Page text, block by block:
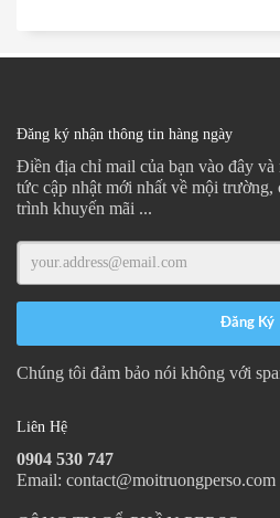
Đăng ký nhận thông tin hàng ngày
Điền địa chỉ mail của bạn vào đây
tức cập nhật mới nhất về mội
trình khuyến mãi ...
Chúng tôi đảm bảo nói không với
Liên Hệ
0904 530 747
Email: contact@moitruongperso.com